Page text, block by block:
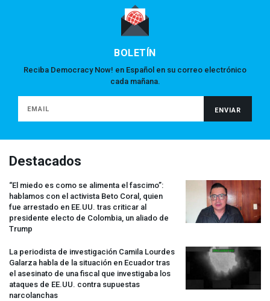
BOLETÍN
Reciba Democracy Now! en Español en su correo electrónico
cada mañana.
Destacados
“El miedo es como se alimenta el fascimo”:
hablamos con el activista Beto Coral, quien
fue arrestado en EE.UU. tras criticar al
presidente electo de Colombia, un aliado de
Trump
La periodista de investigación Camila Lourdes
Galarza habla de la situación en Ecuador tras
el asesinato de una fiscal que investigaba los
ataques de EE.UU. contra supuestas
narcolanchas